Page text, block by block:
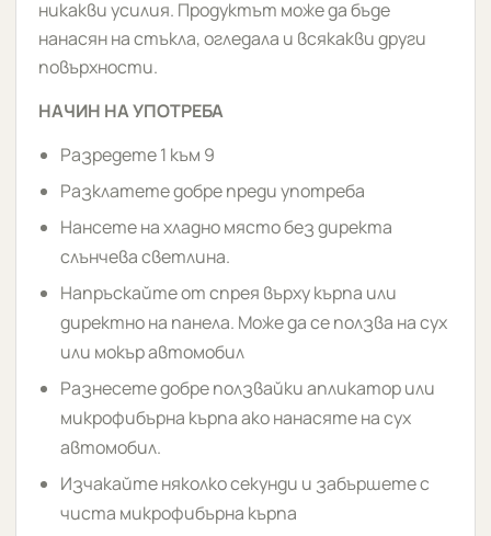
никакви усилия. Продуктът може да бъде
нанасян на стъкла, огледала и всякакви други
повърхности.
НАЧИН НА УПОТРЕБА
Разредете 1 към 9
Разклатете добре преди употреба
Нансете на хладно място без директа
слънчева светлина.
Напръскайте от спрея върху кърпа или
директно на панела. Може да се ползва на сух
или мокър автомобил
Разнесете добре ползвайки апликатор или
микрофибърна кърпа ако нанасяте на сух
автомобил.
Изчакайте няколко секунди и забършете с
чиста микрофибърна кърпа